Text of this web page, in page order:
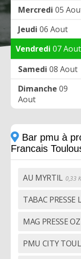
Mercredi 05
Jeudi 06 Aout
Vendredi 07 Aout
Samedi 08 Aout
Dimanche 09
Aout
Bar pmu à
Francais
AU MYRTIL 0,33
TABAC PRESSE
MAG PRESSE
PMU CITY